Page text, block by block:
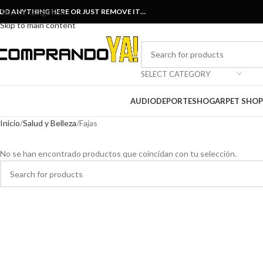
Skip to navigation
Skip to main content
ANYTHING HERE OR JUST REMOVE IT…
SELECT CATEGORY
AUDIODEPORTESHOGARPET SHOP
Inicio Salud y Belleza Fajas
No se han encontrado productos que coincidan con tu selección.